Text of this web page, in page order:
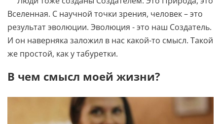
Вселенная. С научной точки зрения, человек – это
результат эволюции. Эволюция - это наш Создатель.
И он наверняка заложил в нас какой-то смысл. Такой
же простой, как у табуретки.
В чем смысл моей жизни?